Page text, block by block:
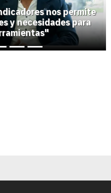
nos permite
y necesidades para
Next